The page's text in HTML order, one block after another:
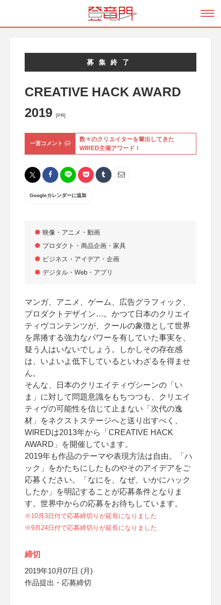
募集終了
CREATIVE HACK AWARD
2019
[PR]
一言コメント
数々のクリエイターを輩出してきた
WIRED主催アワード！
Googleカレンダーに追加
映像・アニメ・動画
プロダクト・商品企画・家具
ビジネス・アイデア・企画
デジタル・Web・アプリ
マンガ、アニメ、ゲーム、広告グラフィック、
プロダクトデザイン…。かつて日本のクリエイ
ティヴコンテンツが、クールの象徴として世界
を席捲する強力なパワーを有していた事実を、
疑う人はいないでしょう。しかしその存在感
は、いよいよ低下しているといわざるを得ませ
ん。
そんな、日本のクリエイティヴシーンの「い
ま」に対して問題意識をもちつつも、クリエイ
ティヴの可能性を信じて止まない「次代の逸
材」をネクストステージへと送り出すべく、
WIREDは2013年から「CREATIVE HACK
AWARD」を開催しています。
2019年も作品のテーマや表現方法は自由。「ハ
ック」をかたちにしたものやそのアイデアをご
応募ください。「なにを、なぜ、いかにハック
したか」を明記することが応募条件となりま
す。世界中からの応募をお待ちしています。
※10月3日付で応募締切りが延長になりました
※9月24日付で応募締切りが延長になりました
締切
2019年10月07日 (月)
作品提出・応募締切